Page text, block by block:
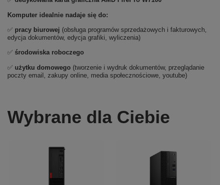
Komputer idealnie nadaje się do:
✅ pracy biurowej (obsługa programów sprzedażowych i fakturowych,
edycja dokumentów, edycja grafiki, wyliczenia)
✅ środowiska roboczego
✅ użytku domowego (tworzenie i wydruk dokumentów, przeglądanie
poczty email, zakupy online, media społecznościowe, youtube)
Wybrane dla Ciebie